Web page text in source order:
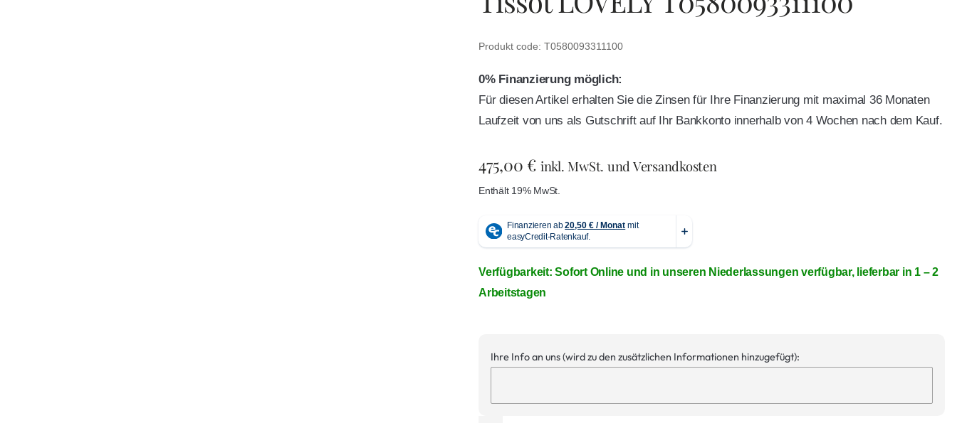
Produkt code: T0580093311100
0% Finanzierung möglich:
Für diesen Artikel erhalten Sie die Zinsen für Ihre Finanzierung mit maximal 36 Monaten
Laufzeit von uns als Gutschrift auf Ihr Bankkonto innerhalb von 4 Wochen nach dem Kauf.
475,00€ inkl. MwSt. und Versandkosten
Enthält 19% MwSt.
Verfügbarkeit: Sofort Online und in unseren Niederlassungen verfügbar, lieferbar in 1 – 2
Arbeitstagen
Ihre Info an uns (wird zu den zusätzlichen Informationen hinzugefügt):